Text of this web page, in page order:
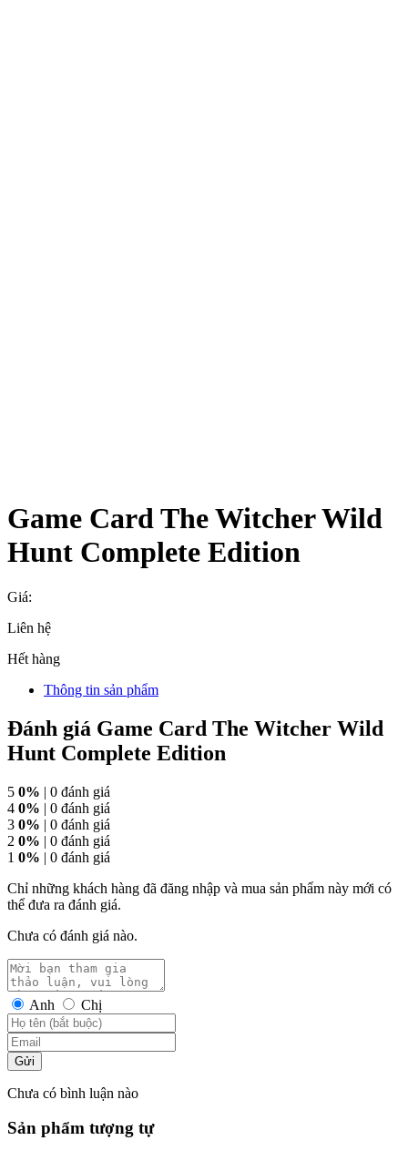
Game Card The Witcher Wild
Hunt Complete Edition
Giá:
Liên hệ
Hết hàng
Thông tin sản phẩm
Đánh giá Game Card The Witcher Wild
Hunt Complete Edition
5 0% | 0 đánh giá
4 0% | 0 đánh giá
3 0% | 0 đánh giá
2 0% | 0 đánh giá
1 0% | 0 đánh giá
Chỉ những khách hàng đã đăng nhập và mua sản phẩm này mới có
thể đưa ra đánh giá.
Chưa có đánh giá nào.
Anh Chị
Gửi
Chưa có bình luận nào
Sản phẩm tượng tự